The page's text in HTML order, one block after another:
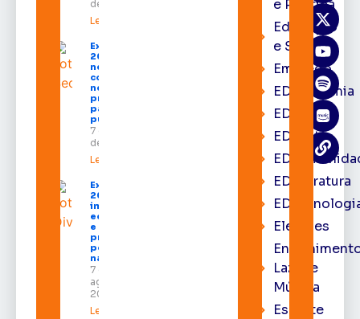
de 2026
Leia mais »
Expofeira
2026 começa
neste sábado
com shows,
negócios e
programação
para todos os
públicos
7 de agosto
de 2026
Leia mais »
Expofeira
2026
impulsiona
economia
e aumenta
procura
por hotéis
na capital
7 de
agosto de
2026
Leia mais »
e Política
Educação
e Saúde
Emprego
EDacademia
EDbrasília
EDcast
EDliteratura
Eleições
Lazer e
Música
Esporte